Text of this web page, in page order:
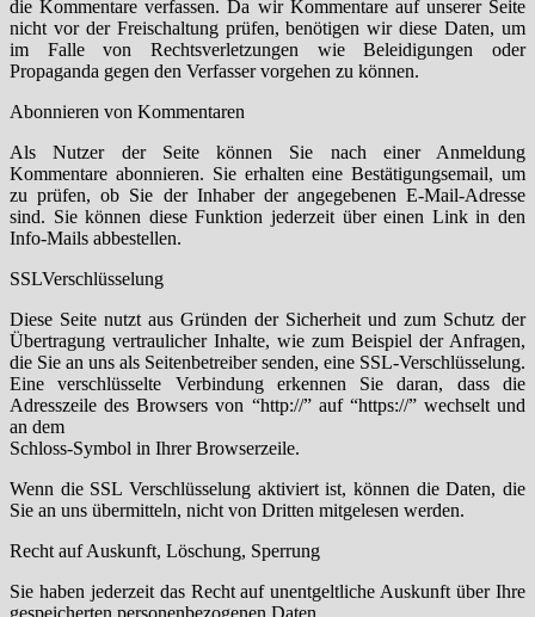
die Kommentare verfassen. Da wir Kommentare auf unserer Seite
nicht vor der Freischaltung prüfen, benötigen wir diese Daten, um
im Falle von Rechtsverletzungen wie Beleidigungen oder
Propaganda gegen den Verfasser vorgehen zu können.
Abonnieren von Kommentaren
Als Nutzer der Seite können Sie nach einer Anmeldung
Kommentare abonnieren. Sie erhalten eine Bestätigungsemail, um
zu prüfen, ob Sie der Inhaber der angegebenen E-Mail-Adresse
sind. Sie können diese Funktion jederzeit über einen Link in den
Info-Mails abbestellen.
SSLVerschlüsselung
Diese Seite nutzt aus Gründen der Sicherheit und zum Schutz der
Übertragung vertraulicher Inhalte, wie zum Beispiel der Anfragen,
die Sie an uns als Seitenbetreiber senden, eine SSL-Verschlüsselung.
Eine verschlüsselte Verbindung erkennen Sie daran, dass die
Adresszeile des Browsers von “http://” auf “https://” wechselt und
an dem
Schloss-Symbol in Ihrer Browserzeile.
Wenn die SSL Verschlüsselung aktiviert ist, können die Daten, die
Sie an uns übermitteln, nicht von Dritten mitgelesen werden.
Recht auf Auskunft, Löschung, Sperrung
Sie haben jederzeit das Recht auf unentgeltliche Auskunft über Ihre
gespeicherten personenbezogenen Daten,